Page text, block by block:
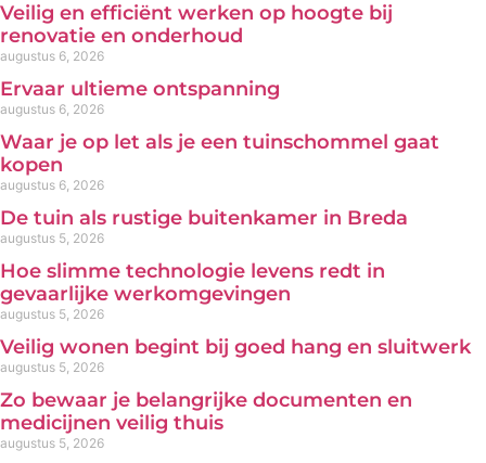
Veilig en efficiënt werken op hoogte bij
renovatie en onderhoud
augustus 6, 2026
Ervaar ultieme ontspanning
augustus 6, 2026
Waar je op let als je een tuinschommel gaat
kopen
augustus 6, 2026
De tuin als rustige buitenkamer in Breda
augustus 5, 2026
Hoe slimme technologie levens redt in
gevaarlijke werkomgevingen
augustus 5, 2026
Veilig wonen begint bij goed hang en sluitwerk
augustus 5, 2026
Zo bewaar je belangrijke documenten en
medicijnen veilig thuis
augustus 5, 2026